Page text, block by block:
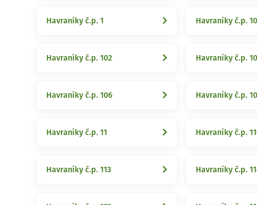
Havraníky č.p. 1 Havraníky č.p. 10
Havraníky č.p. 102 Havraníky č.p.
Havraníky č.p. 106 Havraníky č.p.
Havraníky č.p. 11 Havraníky č.p.
Havraníky č.p. 113 Havraníky č.p.